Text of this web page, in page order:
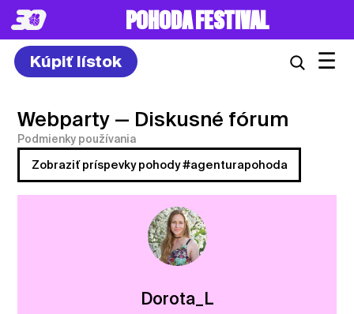
POHODA FESTIVAL
Kúpiť lístok ☰
Webparty — Diskusné fórum
Podmienky používania
Zobraziť príspevky pohody #agenturapohoda
Dorota_L